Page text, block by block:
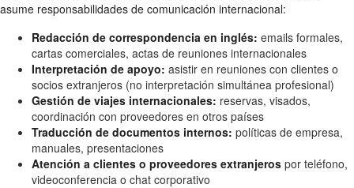
asume responsabilidades de comunicación internacional:
Redacción de correspondencia en inglés: emails formales,
cartas comerciales, actas de reuniones internacionales
Interpretación de apoyo: asistir en reuniones con clientes o
socios extranjeros (no interpretación simultánea profesional)
Gestión de viajes internacionales: reservas, visados,
coordinación con proveedores en otros países
Traducción de documentos internos: políticas de empresa,
manuales, presentaciones
Atención a clientes o proveedores extranjeros por teléfono,
videoconferencia o chat corporativo